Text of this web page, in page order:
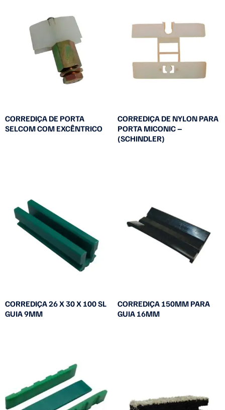
CORREDIÇA DE PORTA
SELCOM COM EXCÊNTRICO
CORREDIÇA DE NYLON PARA
PORTA MICONIC –
(SCHINDLER)
CORREDIÇA 26 X 30 X 100 SL
GUIA 9MM
CORREDIÇA 150MM PARA
GUIA 16MM